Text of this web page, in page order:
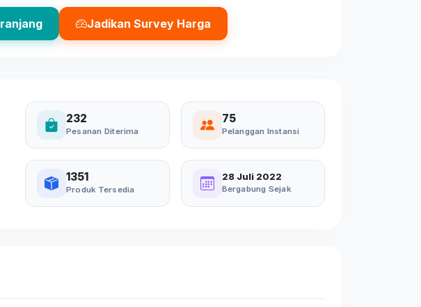
Jadikan Survey Harga
232
Pesanan Diterima
75
Pelanggan Instansi
1351
Produk Tersedia
28 Juli 2022
Bergabung Sejak